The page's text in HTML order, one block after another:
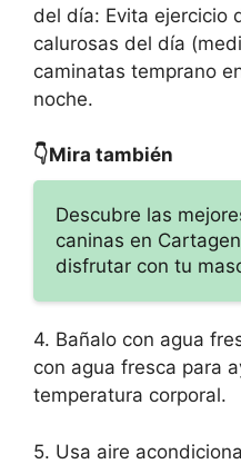
del día: Evita ejercicio
calurosas del día
caminatas temprano
noche.
👇Mira también
Descubre las
caninas en
disfrutar con tu
4. Bañalo con agua
con agua fresca para
temperatura corporal.
5. Usa aire